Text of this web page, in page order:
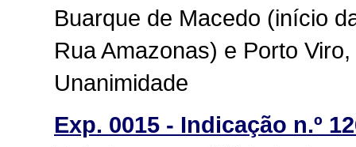
Buarque de Macedo (início
Rua Amazonas) e Porto
Unanimidade
Exp. 0015 - Indicação n.º